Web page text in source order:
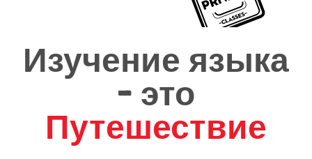
Изучение языка
- это
Путешествие